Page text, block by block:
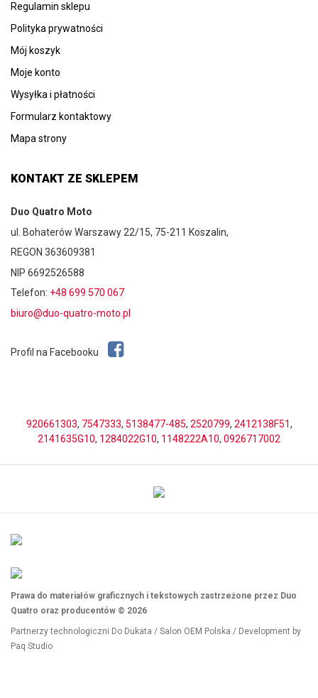
Regulamin sklepu
Polityka prywatności
Mój koszyk
Moje konto
Wysyłka i płatności
Formularz kontaktowy
Mapa strony
KONTAKT ZE SKLEPEM
Duo Quatro Moto
ul. Bohaterów Warszawy 22/15, 75-211 Koszalin,
REGON 363609381
NIP 6692526588
Telefon: +48 699 570 067
biuro@duo-quatro-moto.pl
Profil na Facebooku
920661303, 7547333, 5138477-485, 2520799, 2412138F51,
2141635G10, 1284022G10, 1148222A10, 0926717002
Prawa do materiałów graficznych i tekstowych zastrzeżone przez Duo
Quatro oraz producentów © 2026
Partnerzy technologiczni Do Dukata / Salon OEM Polska / Development by
Paq Studio